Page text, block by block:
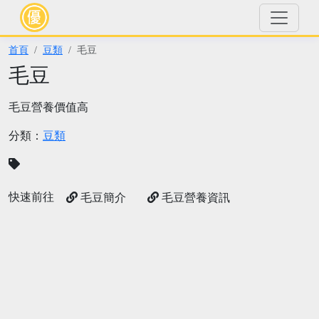
首頁 豆類 毛豆
毛豆
毛豆營養價值高
分類： 豆類
快速前往 毛豆簡介 毛豆營養資訊